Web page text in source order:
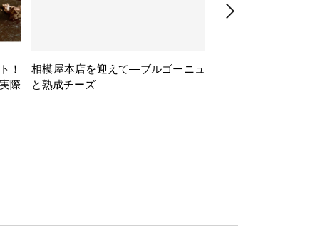
！
際
相模屋本店を迎えて―ブルゴーニュ
と熟成チーズ